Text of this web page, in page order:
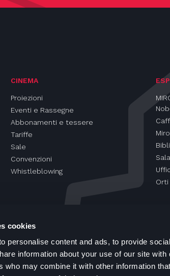
cookies
personalise content and ads, to provide
information about your use of our site
who may combine it with other information
CINEMA
Proiezioni
Eventi e Rassegne
Abbonamenti e tessere
Tariffe
Sale
Convenzioni
Whistleblowing